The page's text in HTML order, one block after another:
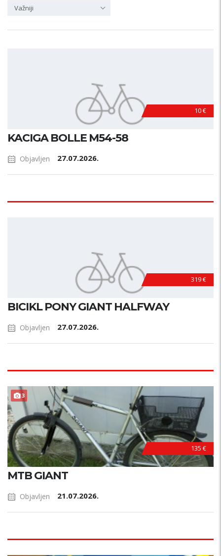
Važniji
10 €
KACIGA BOLLE M54-58
Objavljen 27.07.2026.
319 €
BICIKL PONY GIANT HALFWAY
Objavljen 27.07.2026.
3
135 €
MTB GIANT
Objavljen 21.07.2026.